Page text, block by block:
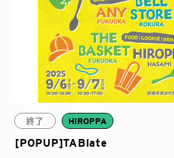
終了 HIROPPA
[POPUP]TABlate